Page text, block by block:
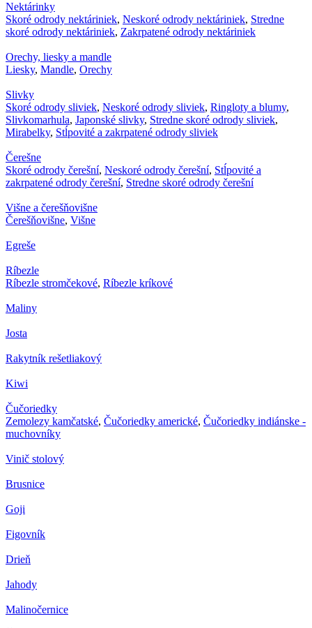
Nektárinky
Skoré odrody nektáriniek, Neskoré odrody nektáriniek, Stredne
skoré odrody nektáriniek, Zakrpatené odrody nektáriniek
Orechy, liesky a mandle
Liesky, Mandle, Orechy
Slivky
Skoré odrody sliviek, Neskoré odrody sliviek, Ringloty a blumy,
Slivkomarhula, Japonské slivky, Stredne skoré odrody sliviek,
Mirabelky, Stĺpovité a zakrpatené odrody sliviek
Čerešne
Skoré odrody čerešní, Neskoré odrody čerešní, Stĺpovité a
zakrpatené odrody čerešní, Stredne skoré odrody čerešní
Višne a čerešňovišne
Čerešňovišne, Višne
Egreše
Ríbezle
Ríbezle stromčekové, Ríbezle kríkové
Maliny
Josta
Rakytník rešetliakový
Kiwi
Čučoriedky
Zemolezy kamčatské, Čučoriedky americké, Čučoriedky indiánske -
muchovníky
Vinič stolový
Brusnice
Goji
Figovník
Drieň
Jahody
Malinočernice